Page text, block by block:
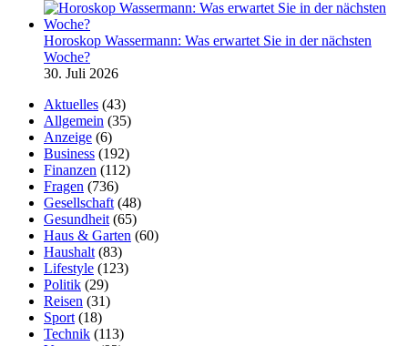
Horoskop Wassermann: Was erwartet Sie in der nächsten
Woche?
30. Juli 2026
Aktuelles (43)
Allgemein (35)
Anzeige (6)
Business (192)
Finanzen (112)
Fragen (736)
Gesellschaft (48)
Gesundheit (65)
Haus & Garten (60)
Haushalt (83)
Lifestyle (123)
Politik (29)
Reisen (31)
Sport (18)
Technik (113)